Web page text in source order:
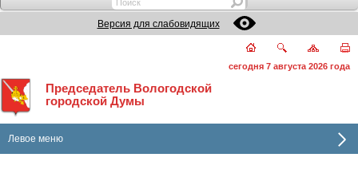
Версия для слабовидящих
сегодня 7 августа 2026 года
Председатель Вологодской
городской Думы
Левое меню